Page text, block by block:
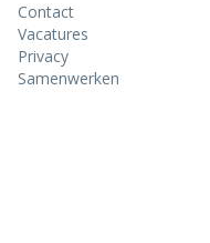
Contact
Vacatures
Privacy
Samenwerken